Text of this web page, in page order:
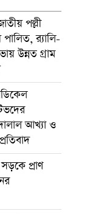
পল্লী
র‍্যালি-
উন্নত গ্রাম
আখ্যা ও
প্রাণ